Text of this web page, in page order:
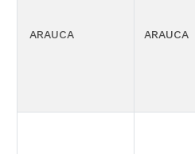
ARAUCA ARAUCA